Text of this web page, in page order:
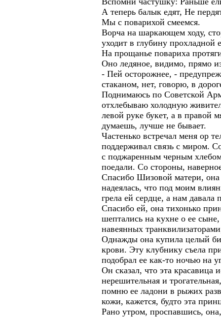
А теперь балык едят, Не
Мы с поварихой смеемся.
Ворча на шаркающем ходу,
уходит в глубину прохладной
На прощанье повариха
Оно ледяное, видимо, прямо
- Пей осторожнее, -
стаканом, нет, говорю, в
Поднимаюсь по Советской
отхлебываю холодную
левой руке букет, а в правой
думаешь, лучше не бывает.
Частенько встречал меня ор
поддерживал связь с миром.
с поджаренным черным
поедали. Со стороны,
Спасибо Шизовой матери, она
надеялась, что под моим
грела ей сердце, а нам давала
Спасибо ей, она тихонько
шептались на кухне о ее
навеянных
Однажды она купила целый
крови. Эту клубнику съела
подобрал ее как-то ночью на
Он сказал, что эта красавица
нерешительная и
помню ее ладони в рыжих
кожи, кажется, будто эта
Рано утром, проспавшись,